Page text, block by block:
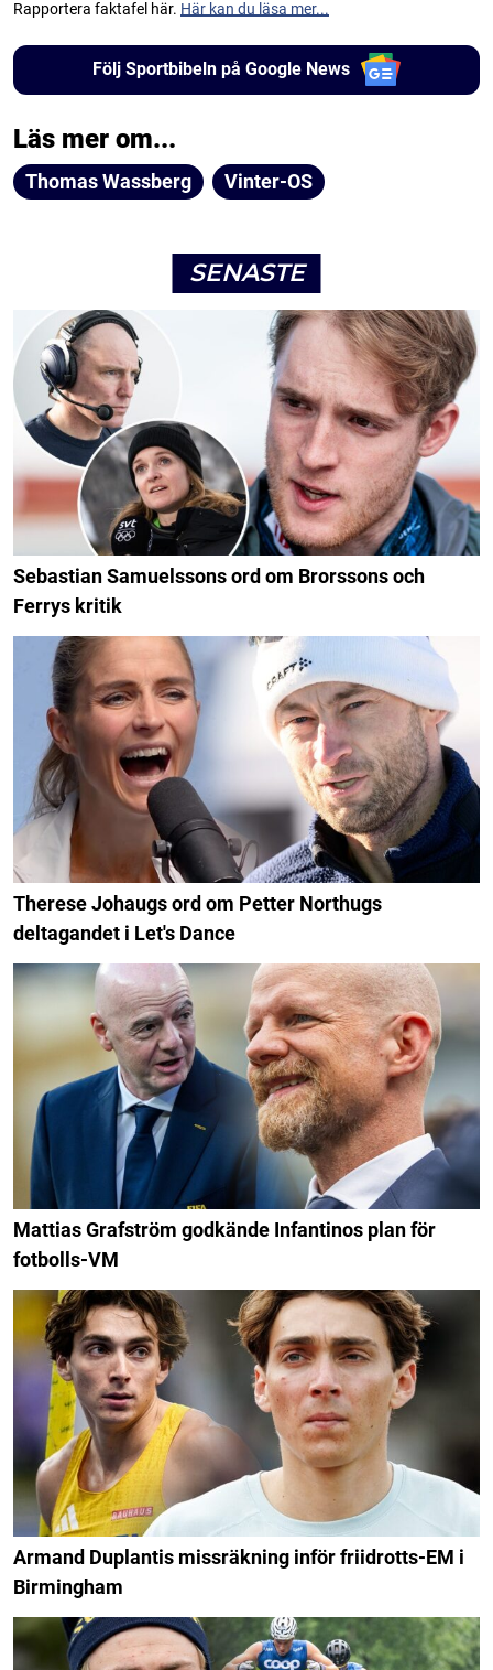
Rapportera faktafel här. Här kan du läsa mer...
Följ Sportbibeln på Google News
Läs mer om...
Thomas Wassberg Vinter-OS
SENASTE
Sebastian Samuelssons ord om Brorssons och
Ferrys kritik
Therese Johaugs ord om Petter Northugs
deltagandet i Let's Dance
Mattias Grafström godkände Infantinos plan för
fotbolls-VM
Armand Duplantis missräkning inför friidrotts-EM i
Birmingham